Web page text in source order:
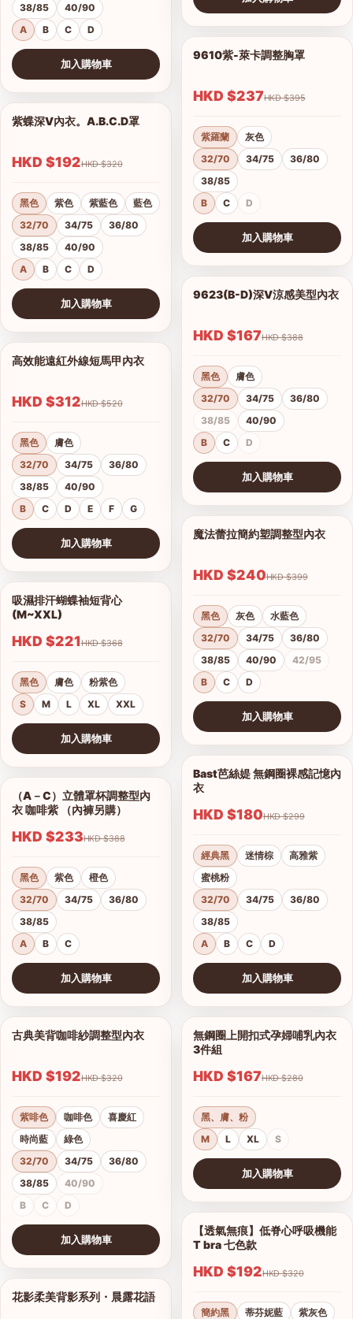
38/85
40/90
A
B C D
加入購物車
1/15
查看圖片
紫蝶深V內衣。A.B.C.D罩
HKD $192 HKD $320
黑色 紫色 紫藍色
藍色
32/70
34/75
36/80
38/85
40/90
A
B C D
加入購物車
1/14
查看圖片
高效能遠紅外線短馬甲內衣
HKD $312 HKD $520
黑色
膚色
32/70
34/75
36/80
38/85
40/90
B
C D E F G
加入購物車
查看圖片
吸濕排汗蝴蝶袖短背心
(M~XXL)
HKD $221 HKD $368
黑色 膚色
粉紫色
S
M L XL XXL
加入購物車
1/5
查看圖片
（A－C）立體罩杯調整型內
衣 咖啡紫 （內褲另購）
HKD $233 HKD $388
黑色 紫色
橙色
32/70
34/75
36/80
38/85
A
B C
加入購物車
1/19
查看圖片
古典美背咖啡紗調整型內衣
HKD $192 HKD $320
紫啡色 咖啡色
喜慶紅
時尚藍
綠色
32/70
34/75
36/80
38/85
40/90
B
C D
加入購物車
1/21
查看圖片
花影柔美背影系列・晨露花語
查看圖片
9610紫-萊卡調整胸罩
HKD $237 HKD $395
紫羅蘭
灰色
32/70
34/75
36/80
38/85
B
C D
加入購物車
1/2
查看圖片
9623(B-D)深V涼感美型內衣
HKD $167 HKD $388
黑色
膚色
32/70
34/75
36/80
38/85
40/90
B
C D
加入購物車
1/10
查看圖片
魔法蕾拉簡約塑調整型內衣
HKD $240 HKD $399
黑色 灰色
水藍色
32/70
34/75
36/80
38/85
40/90
42/95
B
C D
加入購物車
1/15
查看圖片
Bast芭絲媞 無鋼圈裸感記憶內
衣
HKD $180 HKD $299
經典黑 迷情棕
高雅紫
蜜桃粉
32/70
34/75
36/80
38/85
A
B C D
加入購物車
1/3
查看圖片
無鋼圈上開扣式孕婦哺乳內衣
3件組
HKD $167 HKD $280
黑、膚、粉
M
L XL S
加入購物車
1/28
查看圖片
【透氣無痕】低脊心呼吸機能
T bra 七色款
HKD $192 HKD $320
簡約黑 蒂芬妮藍
紫灰色
港澳中文